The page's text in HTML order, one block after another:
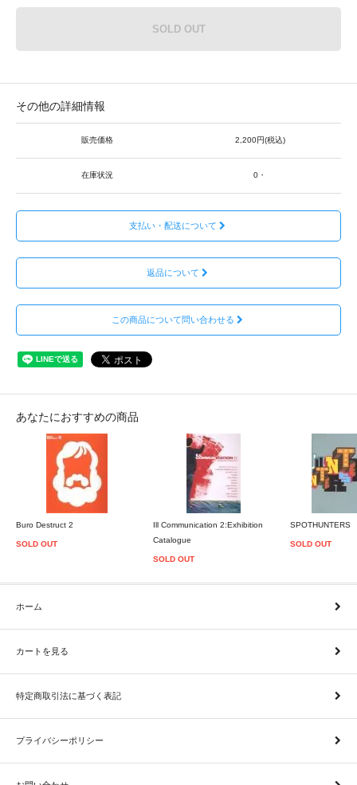
SOLD OUT
その他の詳細情報
販売価格 2,200円(税込)
在庫状況 0・
支払い・配送について
返品について
この商品について問い合わせる
あなたにおすすめの商品
Buro Destruct 2
SOLD OUT
Ill Communication 2:Exhibition
Catalogue
SOLD OUT
SPOTHUNTERS
SOLD OUT
ホーム
カートを見る
特定商取引法に基づく表記
プライバシーポリシー